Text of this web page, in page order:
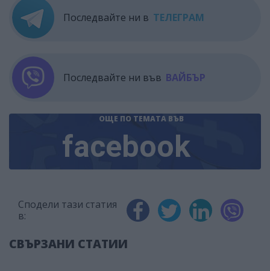
Последвайте ни в ТЕЛЕГРАМ
Последвайте ни във ВАЙБЪР
ОЩЕ ПО ТЕМАТА ВЪВ
facebook
Сподели тази статия
в:
СВЪРЗАНИ СТАТИИ